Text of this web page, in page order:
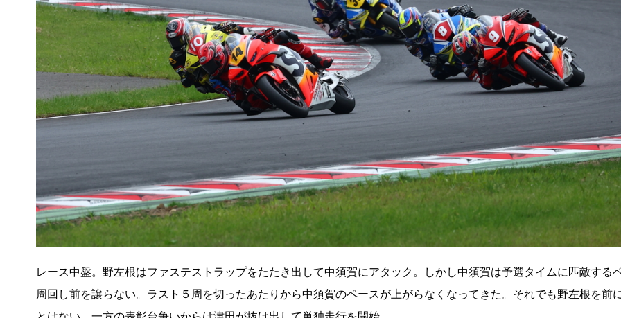
レース中盤。野左根はファステストラップをたたき出して中須賀にアタック。しかし中須賀は予選タイムに匹敵する
周回し前を譲らない。ラスト５周を切ったあたりから中須賀のペースが上がらなくなってきた。それでも野左根を前